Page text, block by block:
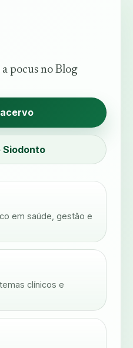
pocus no Blog
Siodonto
em saúde, gestão e
clínicos e